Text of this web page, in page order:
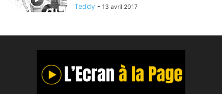
Teddy - 13 avril 2017